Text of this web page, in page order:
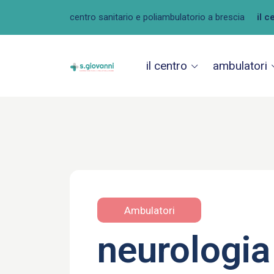
centro sanitario e poliambulatorio a brescia il
il centro ambulatori
Ambulatori
neurologia